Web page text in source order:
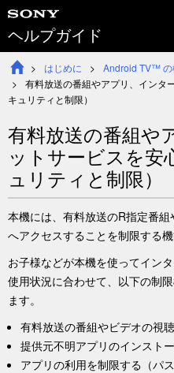
ヘルプガイド
はじめに
Android TV™ の
有料放送の番組やアプリ、インタ
キュリティと制限）
有料放送の番組や
ットサービスを安
ュリティと制限）
本機には、有料放送のR指定番
へアクセスすることを制限する機
お子様などが本機を使ってイン
使用状況に合わせて、以下の制
ます。
有料放送の番組やビデオの視
提供元不明アプリのインスト
アプリの利用を制限する（パ